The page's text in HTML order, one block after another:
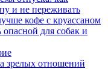
и не переживать
кофе с круассаном
для собак и
зрелых отношений